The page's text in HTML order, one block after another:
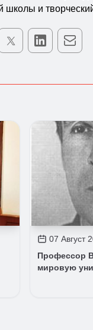
школы и
07 Август
Профессор
мировую